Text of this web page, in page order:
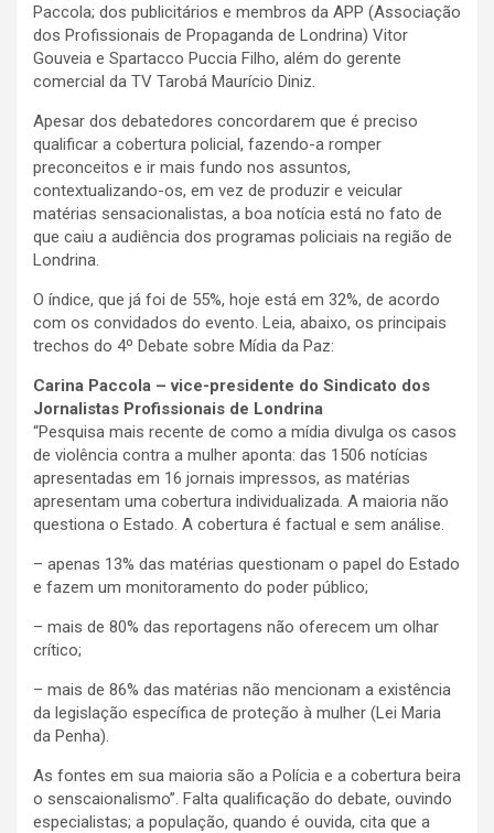
Paccola; dos publicitários e membros da APP (Associação
dos Profissionais de Propaganda de Londrina) Vitor
Gouveia e Spartacco Puccia Filho, além do gerente
comercial da TV Tarobá Maurício Diniz.
Apesar dos debatedores concordarem que é preciso
qualificar a cobertura policial, fazendo-a romper
preconceitos e ir mais fundo nos assuntos,
contextualizando-os, em vez de produzir e veicular
matérias sensacionalistas, a boa notícia está no fato de
que caiu a audiência dos programas policiais na região de
Londrina.
O índice, que já foi de 55%, hoje está em 32%, de acordo
com os convidados do evento. Leia, abaixo, os principais
trechos do 4º Debate sobre Mídia da Paz:
Carina Paccola – vice-presidente do Sindicato dos
Jornalistas Profissionais de Londrina
“Pesquisa mais recente de como a mídia divulga os casos
de violência contra a mulher aponta: das 1506 notícias
apresentadas em 16 jornais impressos, as matérias
apresentam uma cobertura individualizada. A maioria não
questiona o Estado. A cobertura é factual e sem análise.
– apenas 13% das matérias questionam o papel do Estado
e fazem um monitoramento do poder público;
– mais de 80% das reportagens não oferecem um olhar
crítico;
– mais de 86% das matérias não mencionam a existência
da legislação específica de proteção à mulher (Lei Maria
da Penha).
As fontes em sua maioria são a Polícia e a cobertura beira
o senscaionalismo”. Falta qualificação do debate, ouvindo
especialistas; a população, quando é ouvida, cita que a